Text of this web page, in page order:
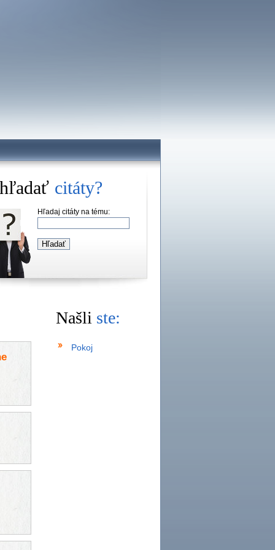
citáty?
Hľadaj citáty na tému:
Našli ste:
Pokoj